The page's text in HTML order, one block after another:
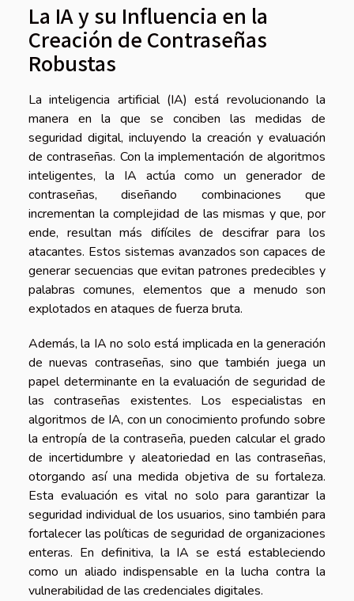
La IA y su Influencia en la
Creación de Contraseñas
Robustas
La inteligencia artificial (IA) está revolucionando la
manera en la que se conciben las medidas de
seguridad digital, incluyendo la creación y evaluación
de contraseñas. Con la implementación de algoritmos
inteligentes, la IA actúa como un generador de
contraseñas, diseñando combinaciones que
incrementan la complejidad de las mismas y que, por
ende, resultan más difíciles de descifrar para los
atacantes. Estos sistemas avanzados son capaces de
generar secuencias que evitan patrones predecibles y
palabras comunes, elementos que a menudo son
explotados en ataques de fuerza bruta.
Además, la IA no solo está implicada en la generación
de nuevas contraseñas, sino que también juega un
papel determinante en la evaluación de seguridad de
las contraseñas existentes. Los especialistas en
algoritmos de IA, con un conocimiento profundo sobre
la entropía de la contraseña, pueden calcular el grado
de incertidumbre y aleatoriedad en las contraseñas,
otorgando así una medida objetiva de su fortaleza.
Esta evaluación es vital no solo para garantizar la
seguridad individual de los usuarios, sino también para
fortalecer las políticas de seguridad de organizaciones
enteras. En definitiva, la IA se está estableciendo
como un aliado indispensable en la lucha contra la
vulnerabilidad de las credenciales digitales.